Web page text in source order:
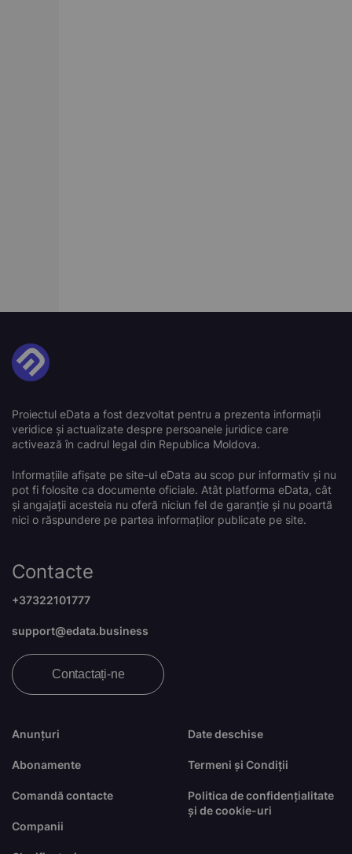
Proiectul eData a fost dezvoltat pentru a prezenta informații
veridice și actualizate despre persoanele juridice care
activează în cadrul legal din Republica Moldova.
Informațiile afișate pe site-ul eData au scop pur informativ și nu
pot fi folosite ca documente oficiale. Atât platforma eData, cât
și angajații acesteia nu oferă niciun fel de garanție și nu poartă
nici o răspundere pe partea informaților publicate pe site.
Anunțuri
Abonamente
Comandă contacte
Companii
Date deschise
Termeni și Condiții
Politica de confidențialitate
și de cookie-uri
Contacte
+37322101777
support@edata.business
Contactați-ne